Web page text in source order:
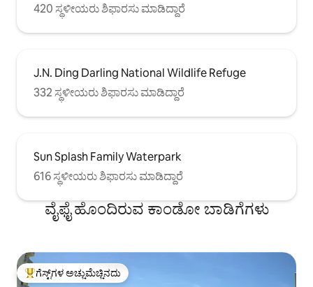
420 ಸ್ಥಳೀಯರು ಶಿಫಾರಸು ಮಾಡಿದ್ದಾರೆ
J.N. Ding Darling National Wildlife Refuge
332 ಸ್ಥಳೀಯರು ಶಿಫಾರಸು ಮಾಡಿದ್ದಾರೆ
Sun Splash Family Waterpark
616 ಸ್ಥಳೀಯರು ಶಿಫಾರಸು ಮಾಡಿದ್ದಾರೆ
ವೈಫೈ ಹೊಂದಿರುವ ಕಾಂಡೋ ಬಾಡಿಗೆಗಳು
ಗೆಸ್ಟ್‌ಗಳಿಗೆ ಅತಿ ಹೆಚ್ಚು ಅಚ್ಚುಮೆಚ್ಚಿನದು
ಗೆಸ್ಟ್‌ಗಳ ಅಚ್ಚುಮೆಚ್ಚಿನದು